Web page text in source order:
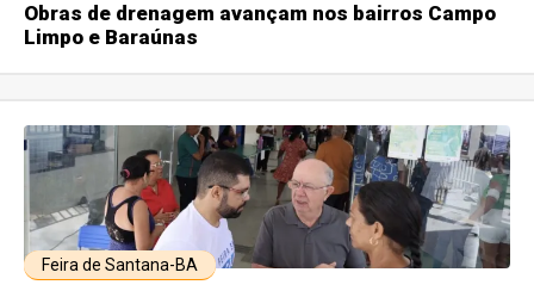
Obras de drenagem avançam nos bairros Campo
Limpo e Baraúnas
Feira de Santana-BA